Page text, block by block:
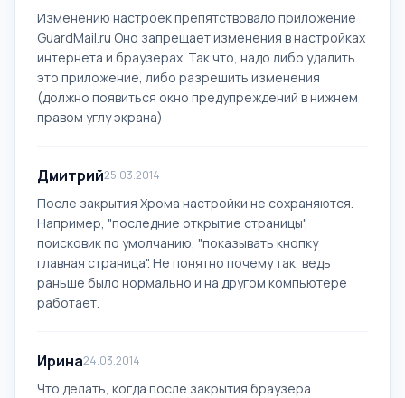
Изменению настроек препятствовало приложение
GuardMail.ru Оно запрещает изменения в настройках
интернета и браузерах. Так что, надо либо удалить
это приложение, либо разрешить изменения
(должно появиться окно предупреждений в нижнем
правом углу экрана)
Дмитрий25.03.2014
После закрытия Хрома настройки не сохраняются.
Например, "последние открытие страницы",
поисковик по умолчанию, "показывать кнопку
главная страница". Не понятно почему так, ведь
раньше было нормально и на другом компьютере
работает.
Ирина24.03.2014
Что делать, когда после закрытия браузера